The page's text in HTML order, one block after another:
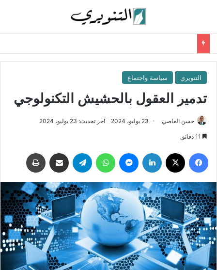
التنويري سياسة واجتماع
تدمير العقول بالحشيش التكنولوجي
حسن العاصي 23 يوليو، 2024 آخر تحديث: 23 يوليو، 2024
فيسبوك لينكدإن ماسنجر واتساب تيلقرام مشاركة عبر البريد